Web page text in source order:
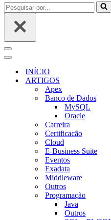
Pesquisar
por...
Menu
de
navegação
Menu
navegaçãoINÍCIO
ARTIGOS
Apex
Banco de Dados
MySQL
Oracle
Carreira
Certificacão
Cloud
E-Business Suite
Eventos
Exadata
Middleware
Outros
Programação
Java
Outros